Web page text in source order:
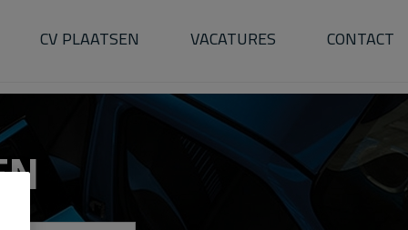
CV PLAATSEN VACATURES CONTACT